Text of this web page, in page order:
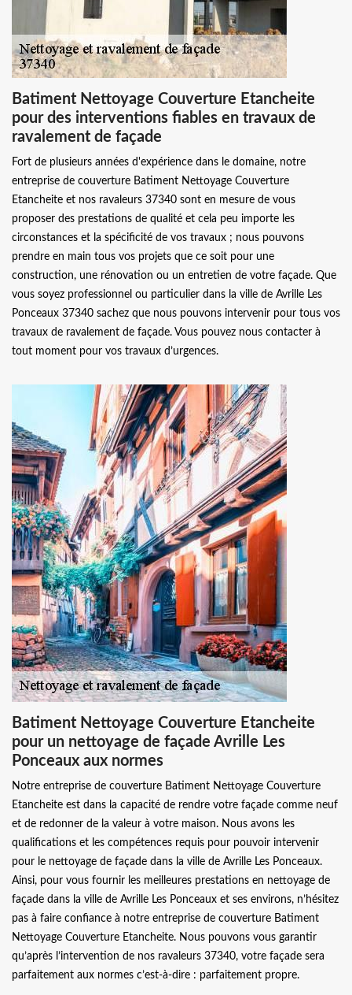
Batiment Nettoyage Couverture Etancheite
pour des interventions fiables en travaux de
ravalement de façade
Fort de plusieurs années d'expérience dans le domaine, notre
entreprise de couverture Batiment Nettoyage Couverture
Etancheite et nos ravaleurs 37340 sont en mesure de vous
proposer des prestations de qualité et cela peu importe les
circonstances et la spécificité de vos travaux ; nous pouvons
prendre en main tous vos projets que ce soit pour une
construction, une rénovation ou un entretien de votre façade. Que
vous soyez professionnel ou particulier dans la ville de Avrille Les
Ponceaux 37340 sachez que nous pouvons intervenir pour tous vos
travaux de ravalement de façade. Vous pouvez nous contacter à
tout moment pour vos travaux d’urgences.
Batiment Nettoyage Couverture Etancheite
pour un nettoyage de façade Avrille Les
Ponceaux aux normes
Notre entreprise de couverture Batiment Nettoyage Couverture
Etancheite est dans la capacité de rendre votre façade comme neuf
et de redonner de la valeur à votre maison. Nous avons les
qualifications et les compétences requis pour pouvoir intervenir
pour le nettoyage de façade dans la ville de Avrille Les Ponceaux.
Ainsi, pour vous fournir les meilleures prestations en nettoyage de
façade dans la ville de Avrille Les Ponceaux et ses environs, n’hésitez
pas à faire confiance à notre entreprise de couverture Batiment
Nettoyage Couverture Etancheite. Nous pouvons vous garantir
qu’après l’intervention de nos ravaleurs 37340, votre façade sera
parfaitement aux normes c’est-à-dire : parfaitement propre.